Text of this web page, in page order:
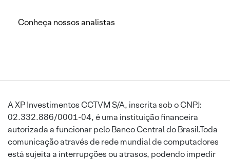
Conheça nossos analistas
A XP Investimentos CCTVM S/A, inscrita sob o CNPJ:
02.332.886/0001-04, é uma instituição financeira
autorizada a funcionar pelo Banco Central do Brasil.Toda
comunicação através de rede mundial de computadores
está sujeita a interrupções ou atrasos, podendo impedir